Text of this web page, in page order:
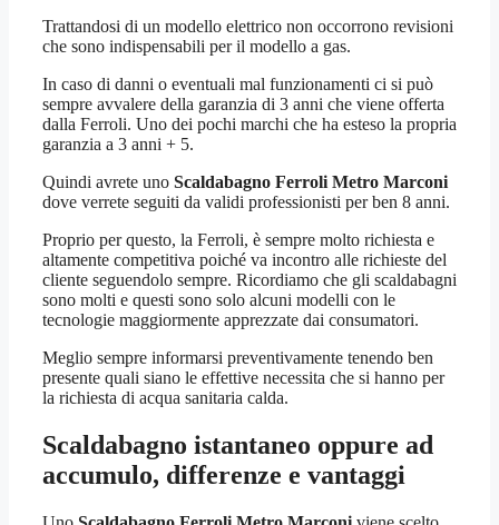
Trattandosi di un modello elettrico non occorrono revisioni
che sono indispensabili per il modello a gas.
In caso di danni o eventuali mal funzionamenti ci si può
sempre avvalere della garanzia di 3 anni che viene offerta
dalla Ferroli. Uno dei pochi marchi che ha esteso la propria
garanzia a 3 anni + 5.
Quindi avrete uno Scaldabagno Ferroli Metro Marconi
dove verrete seguiti da validi professionisti per ben 8 anni.
Proprio per questo, la Ferroli, è sempre molto richiesta e
altamente competitiva poiché va incontro alle richieste del
cliente seguendolo sempre. Ricordiamo che gli scaldabagni
sono molti e questi sono solo alcuni modelli con le
tecnologie maggiormente apprezzate dai consumatori.
Meglio sempre informarsi preventivamente tenendo ben
presente quali siano le effettive necessita che si hanno per
la richiesta di acqua sanitaria calda.
Scaldabagno istantaneo oppure ad
accumulo, differenze e vantaggi